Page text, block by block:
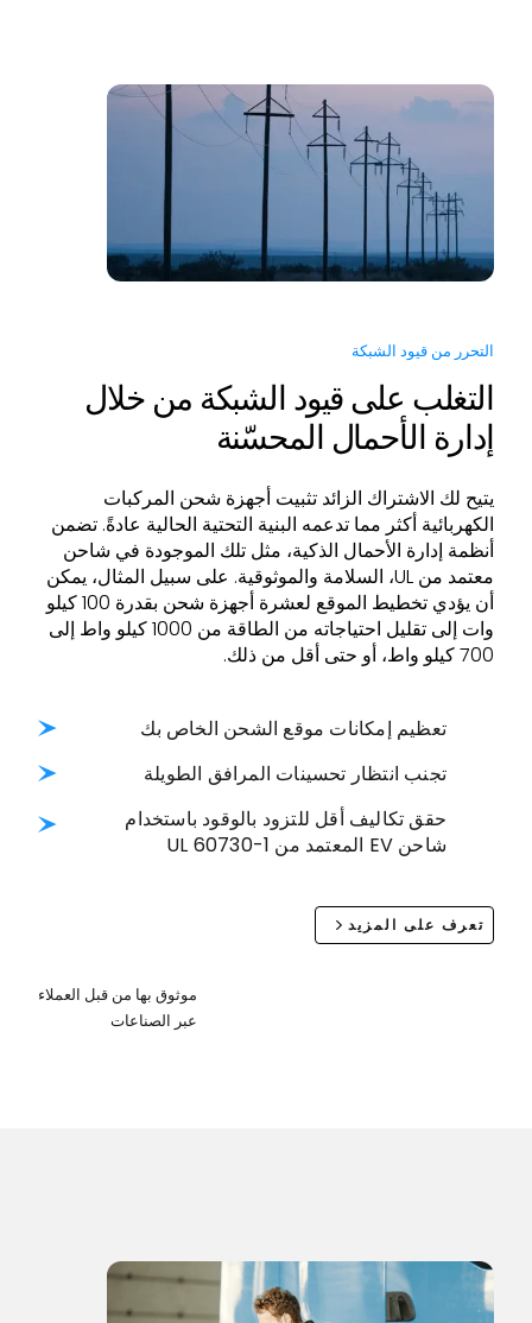
التحرر من قيود الشبكة
التغلب على قيود الشبكة من خلال
إدارة الأحمال المحسّنة
يتيح لك الاشتراك الزائد تثبيت أجهزة شحن المركبات
الكهربائية أكثر مما تدعمه البنية التحتية الحالية عادةً. تضمن
أنظمة إدارة الأحمال الذكية، مثل تلك الموجودة في شاحن
معتمد من UL، السلامة والموثوقية. على سبيل المثال، يمكن
أن يؤدي تخطيط الموقع لعشرة أجهزة شحن بقدرة 100 كيلو
وات إلى تقليل احتياجاته من الطاقة من 1000 كيلو واط إلى
700 كيلو واط، أو حتى أقل من ذلك.
تعظيم إمكانات موقع الشحن الخاص بك
تجنب انتظار تحسينات المرافق الطويلة
حقق تكاليف أقل للتزود بالوقود باستخدام
شاحن EV المعتمد من UL 60730-1
تعرف على المزيد
موثوق بها من قبل العملاء
عبر الصناعات